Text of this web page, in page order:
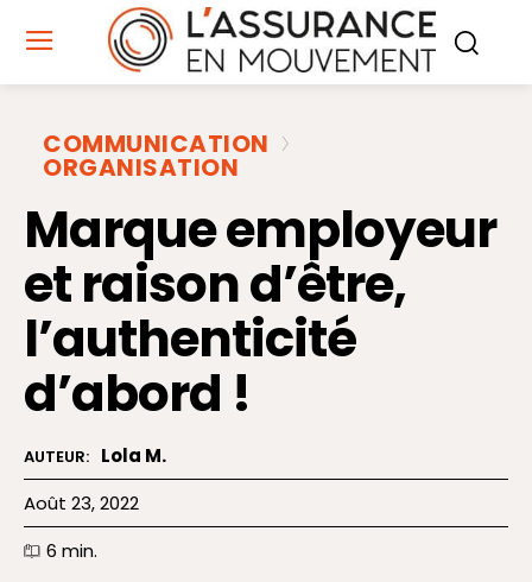
COMMUNICATION
ORGANISATION
Marque employeur
et raison d’être,
l’authenticité
d’abord !
AUTEUR: Lola M.
Août 23, 2022
6 min.